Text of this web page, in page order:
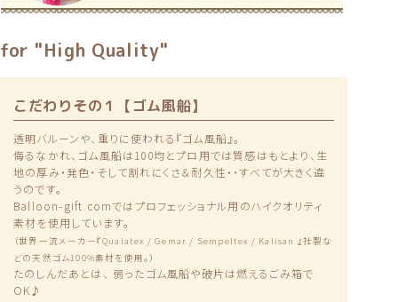
for "High Quality"
こだわりその１【ゴム風船】
透明バルーンや、重りに使われる『ゴム風船』。
侮るなかれ、ゴム風船は100均とプロ用では質感はもとより、生
地の厚み・発色・そして割れにくさ＆耐久性・・すべてが大きく違
うのです。
Balloon-gift.comではプロフェッショナル用のハイクオリティ
素材を使用しています。
（世界一流メーカー『Qualatex / Gemar / Sempeltex / Kalisan 』社製な
どの天然ゴム100%素材を使用。）
たのしんだあとは、 弱ったゴム風船や破片は燃えるごみ箱で
OK♪